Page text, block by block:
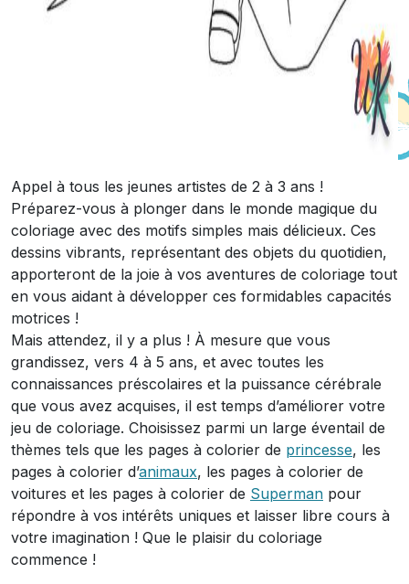
Appel à tous les jeunes artistes de 2 à 3 ans !
Préparez-vous à plonger dans le monde magique du
coloriage avec des motifs simples mais délicieux. Ces
dessins vibrants, représentant des objets du quotidien,
apporteront de la joie à vos aventures de coloriage tout
en vous aidant à développer ces formidables capacités
motrices !
Mais attendez, il y a plus ! À mesure que vous
grandissez, vers 4 à 5 ans, et avec toutes les
connaissances préscolaires et la puissance cérébrale
que vous avez acquises, il est temps d’améliorer votre
jeu de coloriage. Choisissez parmi un large éventail de
thèmes tels que les pages à colorier de princesse, les
pages à colorier d’animaux, les pages à colorier de
voitures et les pages à colorier de Superman pour
répondre à vos intérêts uniques et laisser libre cours à
votre imagination ! Que le plaisir du coloriage
commence !